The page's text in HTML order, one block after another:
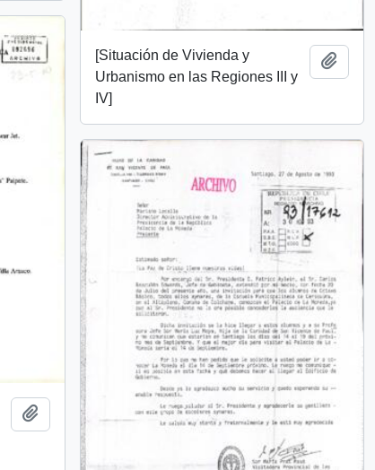
[Situación de Vivienda y
Urbanismo en las Regiones III y
IV]
Añadir al portapapeles